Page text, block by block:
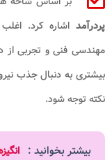
پردرآمد اشاره کرد. اغلب
مهندسی فنی و تجربی از
بیشتری به دنبال جذب
نکته توجه شود.
بیشتر بخوانید :